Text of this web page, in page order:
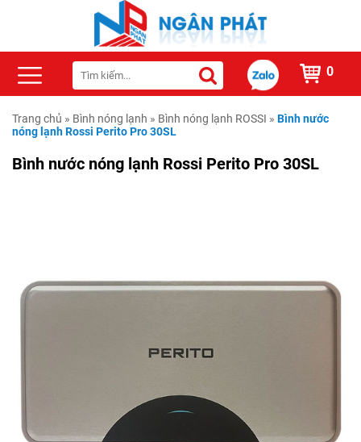
0
Trang chủ » Bình nóng lạnh » Bình nóng lạnh ROSSI » Bình nước
nóng lạnh Rossi Perito Pro 30SL
Bình nước nóng lạnh Rossi Perito Pro 30SL